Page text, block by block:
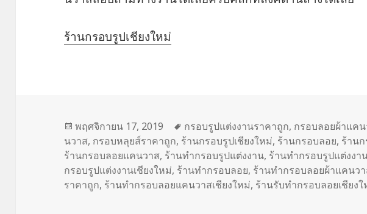
ร้านกรอบรูปเชียงใหม่
เขียน
เมื่อ
พฤศจิกายน 17, 2019
ป้าย
กำกับ
กรอบรูปแต่งงานราคาถูก, กรอบลอยผ้าแค
นวาส, กรอบหลุยส์ราคาถูก, ร้านกรอบรูปเชียงใหม่, ร้านกรอบลอย, ร้าน
ร้านกรอบลอยแคนวาส, ร้านทำกรอบรูปแต่งงาน, ร้านทำกรอบรูปแต่งงา
กรอบรูปแต่งงานเชียงใหม่, ร้านทำกรอบลอย, ร้านทำกรอบลอยผ้าแคนว
ราคาถูก, ร้านทำกรอบลอยแคนวาสเชียงใหม่, ร้านรับทำกรอบลอยเชียง